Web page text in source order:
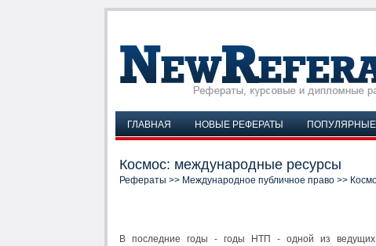
ГЛАВНАЯ НОВЫЕ РЕФЕРАТЫ ПОПУЛЯРНЫЕ
Космос: международные ресурсы
Рефераты >> Международное публичное право >>
В последние годы - годы НТП - одной из ведущих